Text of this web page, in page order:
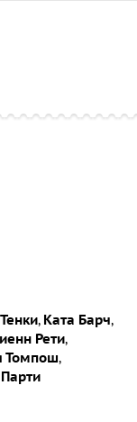
, Ката Барч,
Рети,
Томпош,